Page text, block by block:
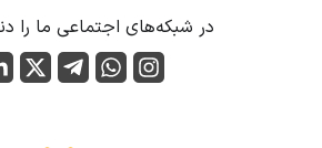
در شبکه‌های اجتماعی ما را